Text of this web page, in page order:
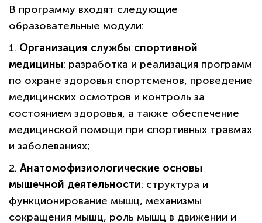
В программу входят следующие
образовательные модули:
1. Организация службы спортивной
медицины: разработка и реализация программ
по охране здоровья спортсменов, проведение
медицинских осмотров и контроль за
состоянием здоровья, а также обеспечение
медицинской помощи при спортивных травмах
и заболеваниях;
2. Анатомофизиологические основы
мышечной деятельности: структура и
функционирование мышц, механизмы
сокращения мышц, роль мышц в движении и